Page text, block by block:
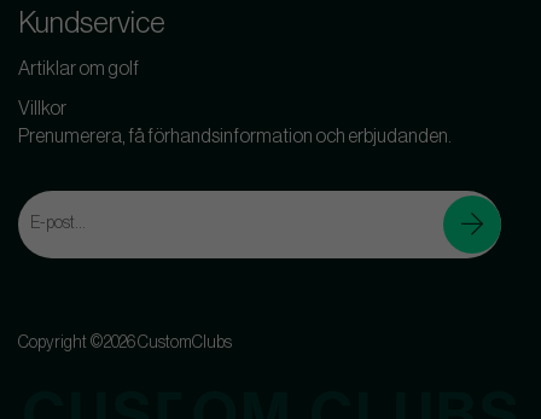
Kundservice
Artiklar om golf
Villkor
Prenumerera, få förhandsinformation och erbjudanden.
Copyright ©2026 CustomClubs